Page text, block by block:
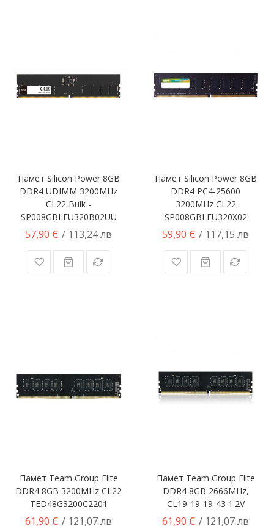
Памет Silicon Power 8GB
DDR4 UDIMM 3200MHz
CL22 Bulk -
SP008GBLFU320B02UU
57,90 € / 113,24 лв
Памет Silicon Power 8GB
DDR4 PC4-25600
3200MHz CL22
SP008GBLFU320X02
59,90 € / 117,15 лв
Памет Team Group Elite
DDR4 8GB 3200MHz CL22
TED48G3200C2201
61,90 € / 121,07 лв
Памет Team Group Elite
DDR4 8GB 2666MHz,
CL19-19-19-43 1.2V
61,90 € / 121,07 лв